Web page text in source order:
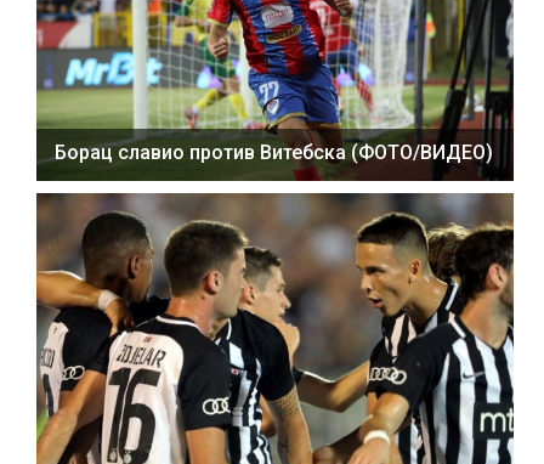
Борац славио против Витебска (ФОТО/ВИДЕО)